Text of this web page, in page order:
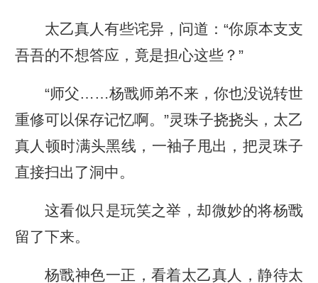
太乙真人有些诧异，问道：“你原本支支
吾吾的不想答应，竟是担心这些？”
“师父……杨戬师弟不来，你也没说转世
重修可以保存记忆啊。”灵珠子挠挠头，太乙
真人顿时满头黑线，一袖子甩出，把灵珠子
直接扫出了洞中。
这看似只是玩笑之举，却微妙的将杨戬
留了下来。
杨戬神色一正，看着太乙真人，静待太